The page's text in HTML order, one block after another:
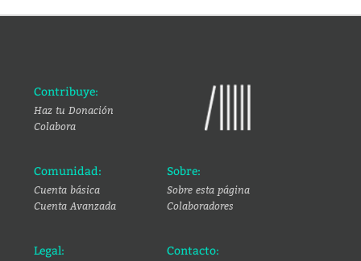
Contribuye:
Haz tu Donación
Colabora
Comunidad:
Cuenta básica
Cuenta Avanzada
Sobre:
Sobre esta página
Colaboradores
Legal: Contacto: